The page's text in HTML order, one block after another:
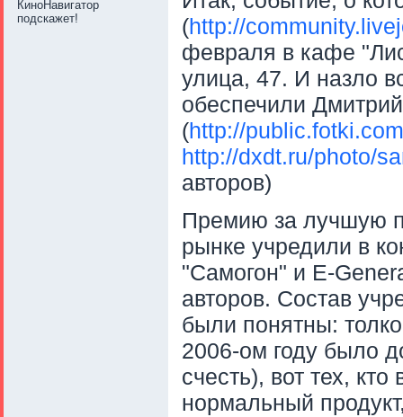
КиноНавигатор
подскажет!
(http://
февраля в кафе
улица, 47. И назло
обеспечили
(http://
http://dxdt.ru/photo/
авторов)
Премию за лучшую
рынке учредили в
"Самогон" и E-
авторов. Состав
были понятны:
2006-ом году было
счесть), вот тех,
нормальный